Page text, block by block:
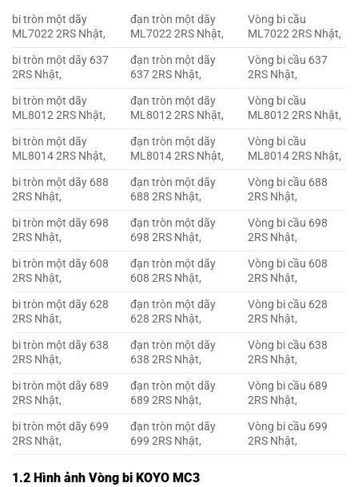
bi tròn một dãy
ML7022 2RS Nhật,
đạn tròn một dãy
ML7022 2RS Nhật,
Vòng bi cầu
ML7022 2RS Nhật,
bi tròn một dãy 637
2RS Nhật,
đạn tròn một dãy
637 2RS Nhật,
Vòng bi cầu 637
2RS Nhật,
bi tròn một dãy
ML8012 2RS Nhật,
đạn tròn một dãy
ML8012 2RS Nhật,
Vòng bi cầu
ML8012 2RS Nhật,
bi tròn một dãy
ML8014 2RS Nhật,
đạn tròn một dãy
ML8014 2RS Nhật,
Vòng bi cầu
ML8014 2RS Nhật,
bi tròn một dãy 688
2RS Nhật,
đạn tròn một dãy
688 2RS Nhật,
Vòng bi cầu 688
2RS Nhật,
bi tròn một dãy 698
2RS Nhật,
đạn tròn một dãy
698 2RS Nhật,
Vòng bi cầu 698
2RS Nhật,
bi tròn một dãy 608
2RS Nhật,
đạn tròn một dãy
608 2RS Nhật,
Vòng bi cầu 608
2RS Nhật,
bi tròn một dãy 628
2RS Nhật,
đạn tròn một dãy
628 2RS Nhật,
Vòng bi cầu 628
2RS Nhật,
bi tròn một dãy 638
2RS Nhật,
đạn tròn một dãy
638 2RS Nhật,
Vòng bi cầu 638
2RS Nhật,
bi tròn một dãy 689
2RS Nhật,
đạn tròn một dãy
689 2RS Nhật,
Vòng bi cầu 689
2RS Nhật,
bi tròn một dãy 699
2RS Nhật,
đạn tròn một dãy
699 2RS Nhật,
Vòng bi cầu 699
2RS Nhật,
1.2 Hình ảnh Vòng bi KOYO MC3